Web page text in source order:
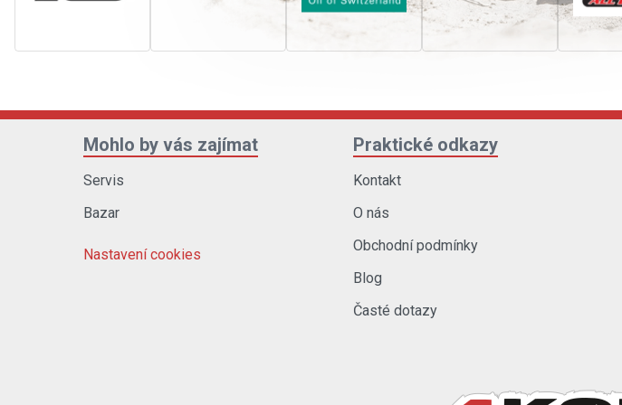
Mohlo by vás zajímat
Servis
Bazar
Nastavení cookies
Praktické odkazy
Kontakt
O nás
Obchodní podmínky
Blog
Časté dotazy